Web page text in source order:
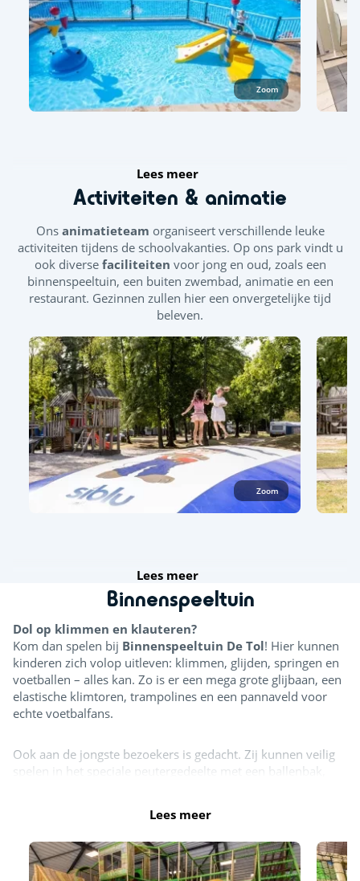
Zoom
Lees meer
Activiteiten & animatie
Ons animatieteam organiseert verschillende leuke
activiteiten tijdens de schoolvakanties. Op ons park vindt u
ook diverse faciliteiten voor jong en oud, zoals een
binnenspeeltuin, een buiten zwembad, animatie en een
restaurant. Gezinnen zullen hier een onvergetelijke tijd
beleven.
Zoom
Lees meer
Binnenspeeltuin
Dol op klimmen en klauteren?
Kom dan spelen bij Binnenspeeltuin De Tol! Hier kunnen
kinderen zich volop uitleven: klimmen, glijden, springen en
voetballen – alles kan. Zo is er een mega grote glijbaan, een
elastische klimtoren, trampolines en een pannaveld voor
echte voetbalfans.
Ook aan de jongste bezoekers is gedacht. Zij kunnen veilig
spelen in het speciale peutergedeelte met een ballenbak,
Binnenspeeltuin De Tol biedt gratis wifi. Ouders en
begeleiders hebben gratis toegang tot het speelparadijs. In
Lees meer